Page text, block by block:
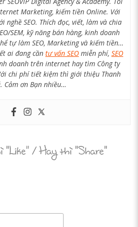
Marketing, kiếm tiền Online. Với
nghề SEO. Thích đọc, viết, làm và chia
SEM, kỹ năng bán hàng, kinh doanh
tự làm SEO, Marketing và kiếm tiền…
ai đang cần tư vấn SEO miễn phí, SEO
doanh trên internet hay tìm Công ty
chi phí tiết kiệm thì giới thiệu Thanh
Cảm ơn Bạn nhiều…